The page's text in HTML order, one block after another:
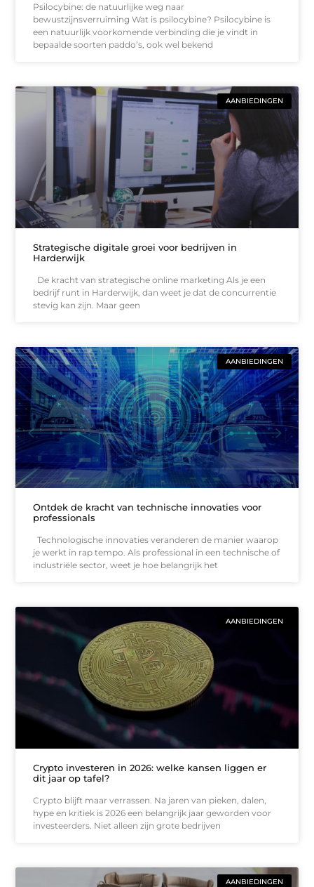
Psilocybine: de natuurlijke weg naar
bewustzijnsverruiming Wat is psilocybine? Psilocybine is
een natuurlijk voorkomende verbinding die je vindt in
bepaalde soorten paddo’s, ook wel bekend
AANBIEDINGEN
Strategische digitale groei voor bedrijven in
Harderwijk
De kracht van strategische online marketing Als je een
bedrijf runt in Harderwijk, dan weet je dat de concurrentie
stevig kan zijn. Maar geen
AANBIEDINGEN
Ontdek de kracht van technische innovaties voor
professionals
Technologische innovaties veranderen de manier waarop
je werkt in rap tempo. Als professional in een technische of
industriële sector, weet je hoe belangrijk het
AANBIEDINGEN
Crypto investeren in 2026: welke kansen liggen er
dit jaar op tafel?
Crypto blijft maar verrassen. Na jaren van pieken, dalen,
hype en kritiek is 2026 een belangrijk jaar geworden voor
investeerders. Niet alleen zijn grote bedrijven
AANBIEDINGEN